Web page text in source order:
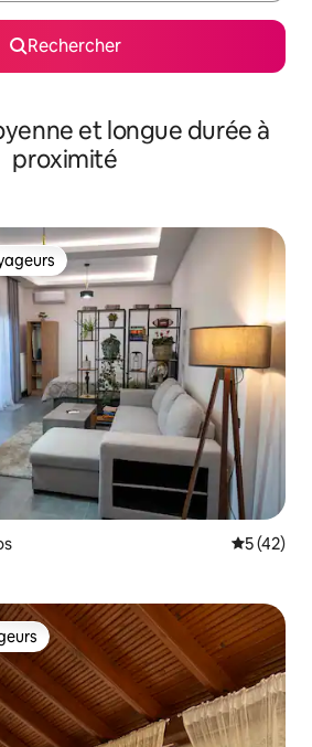
Rechercher
et longue durée à
proximité
les plus appréciés
5 (42)